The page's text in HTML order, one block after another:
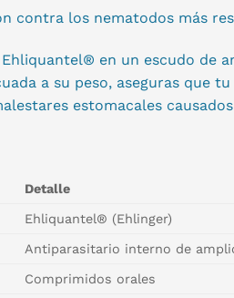
contra los nematodos más
en un escudo de
a su peso, aseguras
estomacales
Detalle
Ehliquantel® (Ehlinger)
Antiparasitario interno de
Comprimidos orales